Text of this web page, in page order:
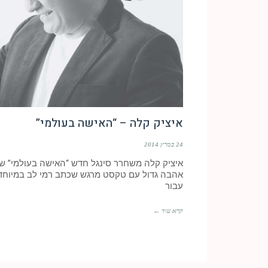
איציק קלה – “האישה בעולמי”
24 במרץ 2014
איציק קלה משחרר סינגל חדש “האישה בעולמי”
אהבה גדול עם טקסט מרגש שכתב רמי לב
עבור
קרא עוד ←